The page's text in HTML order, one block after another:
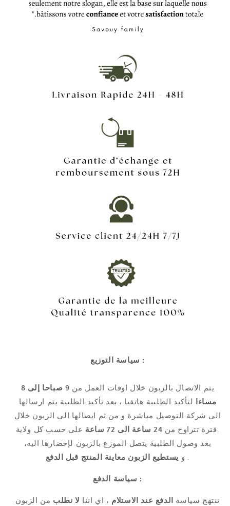
سياسة التوزيع :
يتم الاتصال بالزبون خلال اوقات العمل من
9 صباحا إلى 8
مساءا لتأكيد الطلبية هاتفيا ، بعد تأكيد الطلبية يتم ارسالها
الى شركة التوصيل مباشرة و من ثم ايصالها الى الزبون خلال
فترة تتراوح من 24 ساعة الى 72 ساعة
على حسب كل ولاية.
بعد وصول الطلبية يتصل الموزع بالزبون لإحضارها اليه،
و يستطيع الزبون معاينة المنتج قبل الدفع .
سياسة الدفع :
ننتهج سياسة الدفع عند الاستلام ، اي اننا لا نطلب من الزبون